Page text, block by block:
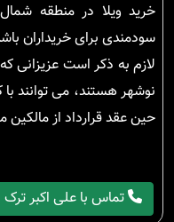
خرید ویلا در منطقه
سودمندی برای خریداران
لازم به ذکر است عزیزانی
نوشهر هستند، می توانند
حین عقد قرارداد از مالکین
تماس با علی اکبر ترک